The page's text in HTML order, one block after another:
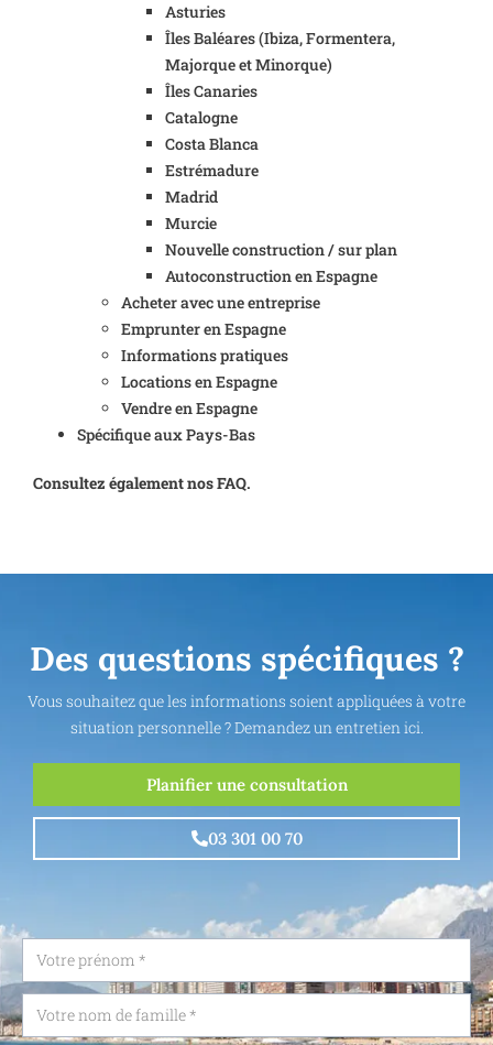
Asturies
Îles Baléares (Ibiza, Formentera,
Majorque et Minorque)
Îles Canaries
Catalogne
Costa Blanca
Estrémadure
Madrid
Murcie
Nouvelle construction / sur plan
Autoconstruction en Espagne
Acheter avec une entreprise
Emprunter en Espagne
Informations pratiques
Locations en Espagne
Vendre en Espagne
Spécifique aux Pays-Bas
Consultez également nos FAQ.
Des questions spécifiques ?
Vous souhaitez que les informations soient appliquées à votre
situation personnelle ? Demandez un entretien ici.
Planifier une consultation
03 301 00 70